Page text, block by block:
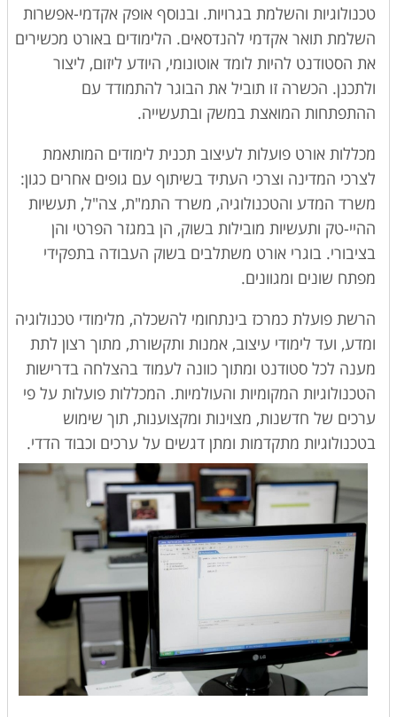
טכנולוגיות והשלמת בגרויות. ובנוסף אופק אקדמי-אפשרות
השלמת תואר אקדמי להנדסאים. הלימודים באורט מכשירים
את הסטודנט להיות לומד אוטונומי, היודע ליזום, ליצור
ולתכנן. הכשרה זו תוביל את הבוגר להתמודד עם
ההתפתחות המואצת במשק ובתעשייה.
מכללות אורט פועלות לעיצוב תכנית לימודים המותאמת
לצרכי המדינה וצרכי העתיד בשיתוף עם גופים אחרים כגון:
משרד המדע והטכנולוגיה, משרד התמ"ת, צה"ל, תעשיות
ההיי-טק ותעשיות מובילות בשוק, הן במגזר הפרטי והן
בציבורי. בוגרי אורט משתלבים בשוק העבודה בתפקידי
מפתח שונים ומגוונים.
הרשת פועלת כמרכז בינתחומי להשכלה, מלימודי טכנולוגיה
ומדע, ועד לימודי עיצוב, אמנות ותקשורת, מתוך רצון לתת
מענה לכל סטודנט ומתוך כוונה לעמוד בהצלחה בדרישות
הטכנולוגיות המקומיות והעולמיות. המכללות פועלות על פי
ערכים של חדשנות, מצוינות ומקצוענות, תוך שימוש
בטכנולוגיות מתקדמות ומתן דגשים על ערכים וכבוד הדדי.